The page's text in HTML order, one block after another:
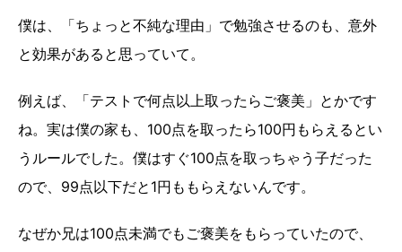
僕は、「ちょっと不純な理由」で勉強させるのも、意外
と効果があると思っていて。
例えば、「テストで何点以上取ったらご褒美」とかです
ね。実は僕の家も、100点を取ったら100円もらえるとい
うルールでした。僕はすぐ100点を取っちゃう子だった
ので、99点以下だと1円ももらえないんです。
なぜか兄は100点未満でもご褒美をもらっていたので、